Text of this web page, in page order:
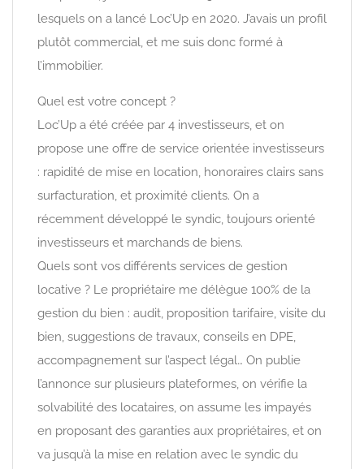
lesquels on a lancé Loc’Up en 2020. J’avais un profil
plutôt commercial, et me suis donc formé à
l’immobilier.
Quel est votre concept ?
Loc’Up a été créée par 4 investisseurs, et on
propose une offre de service orientée investisseurs
: rapidité de mise en location, honoraires clairs sans
surfacturation, et proximité clients. On a
récemment développé le syndic, toujours orienté
investisseurs et marchands de biens.
Quels sont vos différents services de gestion
locative ? Le propriétaire me délègue 100% de la
gestion du bien : audit, proposition tarifaire, visite du
bien, suggestions de travaux, conseils en DPE,
accompagnement sur l’aspect légal… On publie
l’annonce sur plusieurs plateformes, on vérifie la
solvabilité des locataires, on assume les impayés
en proposant des garanties aux propriétaires, et on
va jusqu’à la mise en relation avec le syndic du